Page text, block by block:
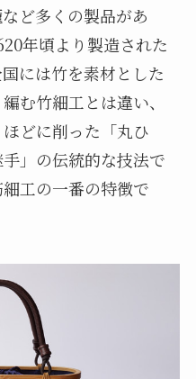
ど多くの製品があ
年頃より製造された
には竹を素材とした
む竹細工とは違い、
どに削った「丸ひ
」の伝統的な技法で
工の一番の特徴で